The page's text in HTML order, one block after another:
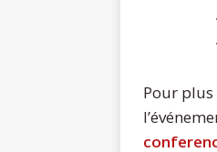
Pour plus